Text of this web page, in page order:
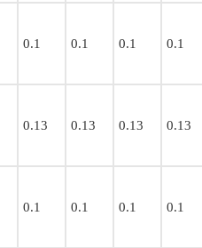
0.1 0.1 0.1 0.1
0.13 0.13 0.13 0.13
0.1 0.1 0.1 0.1